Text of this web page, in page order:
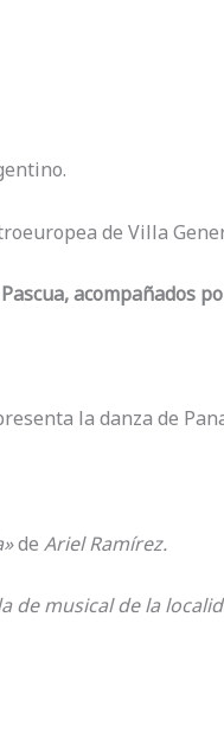
de Villa
acompañados
la danza de
de Ariel Ramírez.
de musical de la